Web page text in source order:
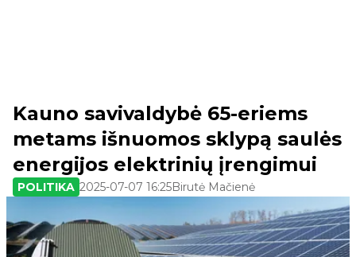
Kauno savivaldybė 65-eriems
metams išnuomos sklypą saulės
energijos elektrinių įrengimui
POLITIKA 2025-07-07 16:25Birutė Mačienė